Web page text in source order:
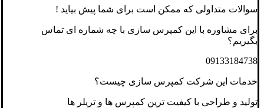
سوالات متداولی که ممکن است برای شما پیش بیاید !
برای مشاوره با این کمپرس سازی با چه شماره ای تماس
بگیریم؟
09133184738
خدمات این شرکت کمپرس سازی چیست؟
تولید و طراحی با کیفیت ترین کمپرس ها و تریلر ها